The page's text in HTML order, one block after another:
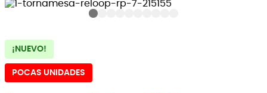
¡NUEVO!
POCAS UNIDADES
.
bajo
4.
pioneerdj
5.
amplificador